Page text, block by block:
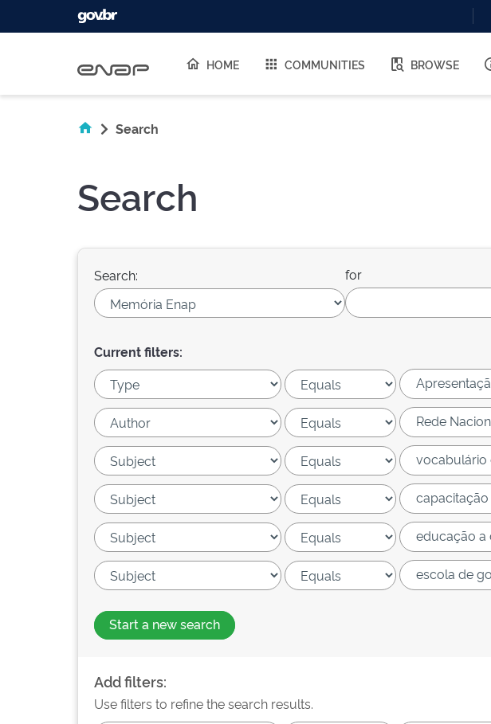
HOME COMMUNITIES BROWSE
Search
Search
Search: for
Current filters:
Start a new search
Add filters:
Use filters to refine the search results.